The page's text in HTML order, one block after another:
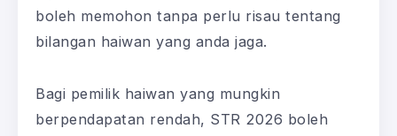
boleh memohon tanpa perlu risau tentang
bilangan haiwan yang anda jaga.
Bagi pemilik haiwan yang mungkin
berpendapatan rendah, STR 2026 boleh